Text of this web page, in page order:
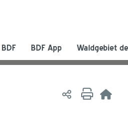
BDF App Waldgebiet